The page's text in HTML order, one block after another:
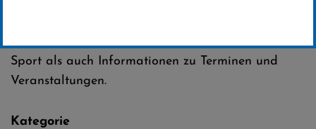
Sport als auch Informationen zu Terminen und
Veranstaltungen.
Kategorie